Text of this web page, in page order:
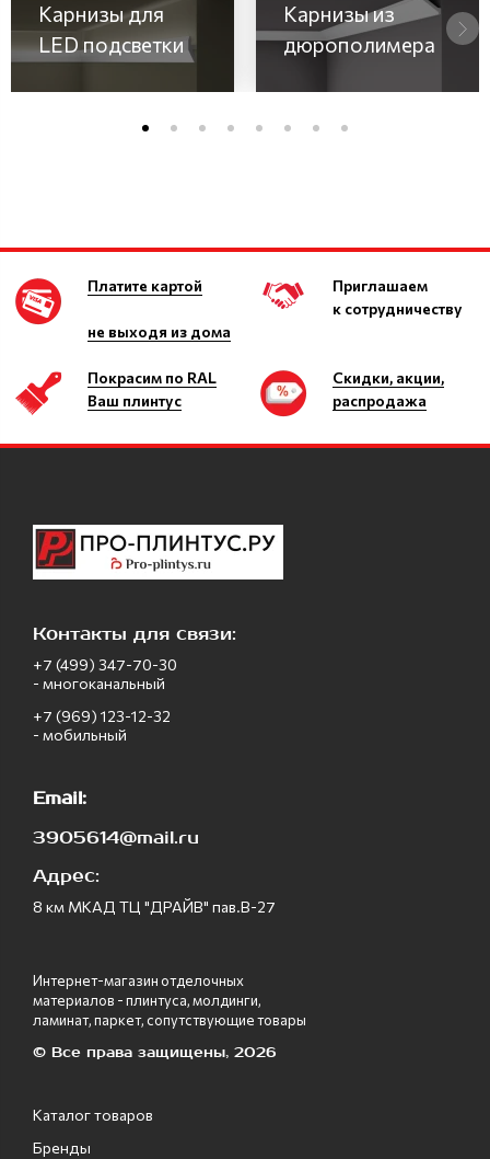
Карнизы для
LED подсветки
Карнизы из
дюрополимера
Платите картой
не выходя из дома
Приглашаем
к сотрудничеству
Покрасим по RAL
Ваш плинтус
Скидки, акции,
распродажа
Контакты для связи:
+7 (499) 347-70-30
- многоканальный
+7 (969) 123-12-32
- мобильный
Email:
3905614@mail.ru
Адрес:
8 км МКАД ТЦ "ДРАЙВ" пав.В-27
Интернет-магазин отделочных
материалов - плинтуса, молдинги,
ламинат, паркет, сопутствующие товары
© Все права защищены, 2026
Каталог товаров
Бренды